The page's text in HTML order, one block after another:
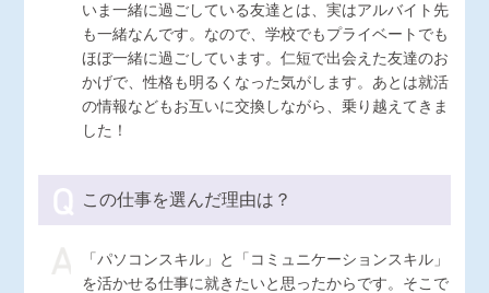
いま一緒に過ごしている友達とは、実はアルバイト先
も一緒なんです。なので、学校でもプライベートでも
ほぼ一緒に過ごしています。仁短で出会えた友達のお
かげで、性格も明るくなった気がします。あとは就活
の情報などもお互いに交換しながら、乗り越えてきま
した！
この仕事を選んだ理由は？
「パソコンスキル」と「コミュニケーションスキル」
を活かせる仕事に就きたいと思ったからです。そこで